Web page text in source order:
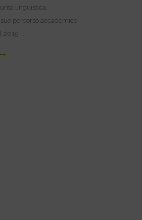
linguistica,
percorso accademico
...